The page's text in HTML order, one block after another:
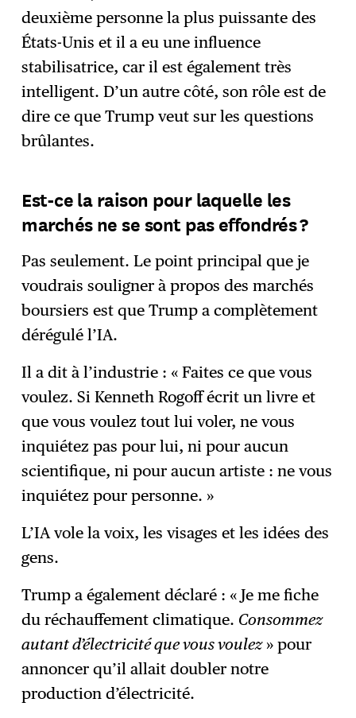
deuxième personne la plus puissante des
États-Unis et il a eu une influence
stabilisatrice, car il est également très
intelligent. D’un autre côté, son rôle est de
dire ce que Trump veut sur les questions
brûlantes.
Est-ce la raison pour laquelle les
marchés ne se sont pas effondrés ?
Pas seulement. Le point principal que je
voudrais souligner à propos des marchés
boursiers est que Trump a complètement
dérégulé l’IA.
Il a dit à l’industrie : « Faites ce que vous
voulez. Si Kenneth Rogoff écrit un livre et
que vous voulez tout lui voler, ne vous
inquiétez pas pour lui, ni pour aucun
scientifique, ni pour aucun artiste : ne vous
inquiétez pour personne. »
L’IA vole la voix, les visages et les idées des
gens.
Trump a également déclaré : « Je me fiche
du réchauffement climatique. Consommez
autant d’électricité que vous voulez» pour
annoncer qu’il allait doubler notre
production d’électricité.